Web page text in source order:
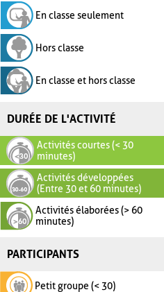
En classe seulement
Hors classe
En classe et hors classe
DURÉE DE L'ACTIVITÉ
Activités courtes (< 30
minutes)
Activités développées
(Entre 30 et 60 minutes)
Activités élaborées (> 60
minutes)
PARTICIPANTS
Petit groupe (< 30)